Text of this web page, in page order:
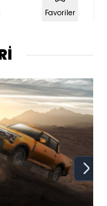
Favoriler